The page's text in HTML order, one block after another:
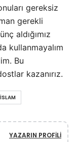
gereksiz
gerekli
aldığımız
kullanmayalım
Bu
kazanırız.
ISLAM
YAZARIN PROFILI